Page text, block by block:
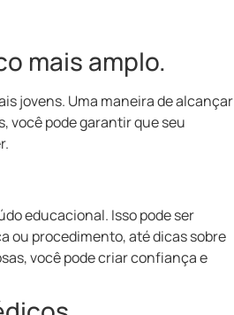
mais amplo.
jovens. Uma maneira de alcançar
você pode garantir que seu
educacional. Isso pode ser
ou procedimento, até dicas sobre
você pode criar confiança e